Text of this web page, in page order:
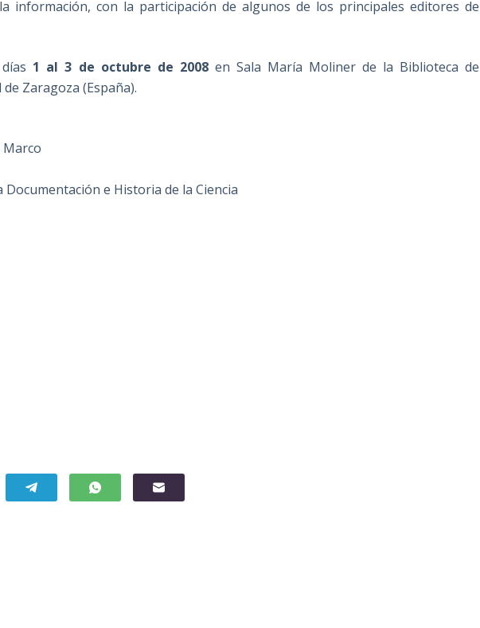
información, con la participación de algunos de los principales editores de
1 al 3 de octubre de 2008en Sala María Moliner de la Biblioteca de
Zaragoza (España).
Marco
e Historia de la Ciencia